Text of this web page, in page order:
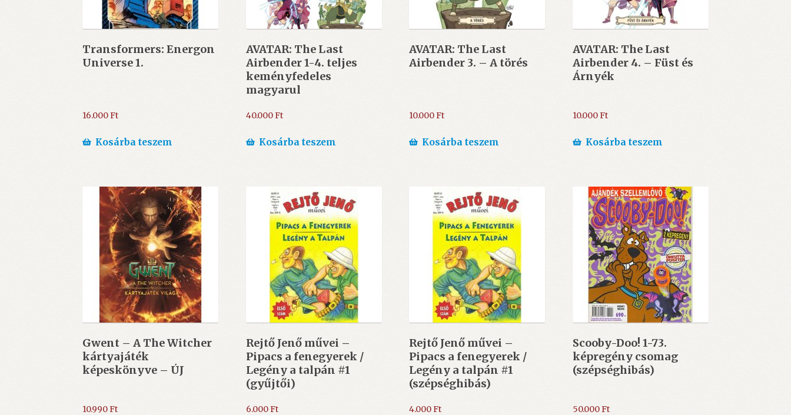
Transformers: Energon
Universe 1.
16.000Ft
Kosárba teszem
AVATAR: The Last
Airbender 1-4. teljes
keményfedeles
magyarul
40.000Ft
Kosárba teszem
AVATAR: The Last
Airbender 3. – A törés
10.000Ft
Kosárba teszem
AVATAR: The Last
Airbender 4. – Füst és
Árnyék
10.000Ft
Kosárba teszem
Gwent – A The Witcher
kártyajáték
képeskönyve – ÚJ
10.990Ft
Rejtő Jenő művei –
Pipacs a fenegyerek /
Legény a talpán #1
(gyűjtői)
6.000Ft
Rejtő Jenő művei –
Pipacs a fenegyerek /
Legény a talpán #1
(szépséghibás)
4.000Ft
Scooby-Doo! 1-73.
képregény csomag
(szépséghibás)
50.000Ft